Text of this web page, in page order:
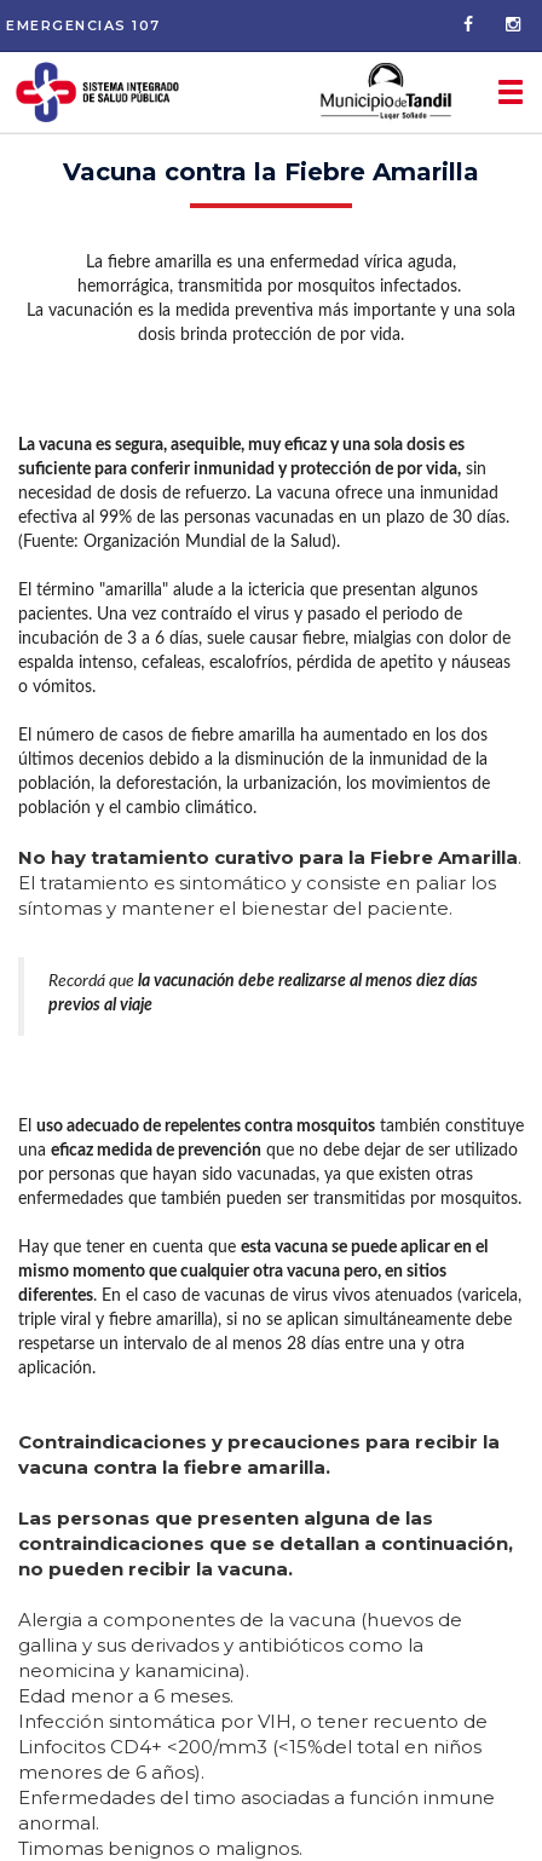
EMERGENCIAS 107
Vacuna contra la Fiebre Amarilla
La fiebre amarilla es una enfermedad vírica aguda,
hemorrágica, transmitida por mosquitos infectados.
La vacunación es la medida preventiva más importante y una sola
dosis brinda protección de por vida.
La vacuna es segura, asequible, muy eficaz y una sola dosis es
suficiente para conferir inmunidad y protección de por vida, sin
necesidad de dosis de refuerzo. La vacuna ofrece una inmunidad
efectiva al 99% de las personas vacunadas en un plazo de 30 días.
(Fuente: Organización Mundial de la Salud).
El término "amarilla" alude a la ictericia que presentan algunos
pacientes. Una vez contraído el virus y pasado el periodo de
incubación de 3 a 6 días, suele causar fiebre, mialgias con dolor de
espalda intenso, cefaleas, escalofríos, pérdida de apetito y náuseas
o vómitos.
El número de casos de fiebre amarilla ha aumentado en los dos
últimos decenios debido a la disminución de la inmunidad de la
población, la deforestación, la urbanización, los movimientos de
población y el cambio climático.
No hay tratamiento curativo para la Fiebre Amarilla.
El tratamiento es sintomático y consiste en paliar los
síntomas y mantener el bienestar del paciente.
Recordá que la vacunación debe realizarse al menos diez días
previos al viaje
El uso adecuado de repelentes contra mosquitos también constituye
una eficaz medida de prevención que no debe dejar de ser utilizado
por personas que hayan sido vacunadas, ya que existen otras
enfermedades que también pueden ser transmitidas por mosquitos.
Hay que tener en cuenta que esta vacuna se puede aplicar en el
mismo momento que cualquier otra vacuna pero, en sitios
diferentes. En el caso de vacunas de virus vivos atenuados (varicela,
triple viral y fiebre amarilla), si no se aplican simultáneamente debe
respetarse un intervalo de al menos 28 días entre una y otra
aplicación.
Contraindicaciones y precauciones para recibir la
vacuna contra la fiebre amarilla.
Las personas que presenten alguna de las
contraindicaciones que se detallan a continuación,
no pueden recibir la vacuna.
Alergia a componentes de la vacuna (huevos de
gallina y sus derivados y antibióticos como la
neomicina y kanamicina).
Edad menor a 6 meses.
Infección sintomática por VIH, o tener recuento de
Linfocitos CD4+ <200/mm3 (<15%del total en niños
menores de 6 años).
Enfermedades del timo asociadas a función inmune
anormal.
Timomas benignos o malignos.